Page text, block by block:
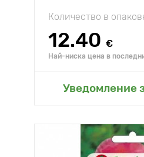
Количество в
12.40 €
Най-ниска цена в
Уведомление